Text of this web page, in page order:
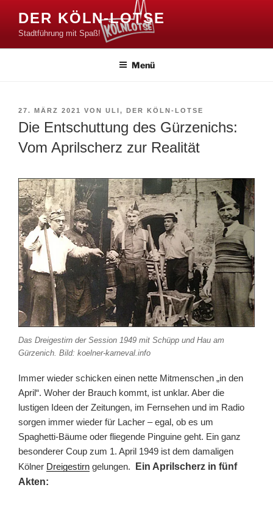
Inhalt
springen
DER KÖLN-LOTSE
Stadtführung mit Spaß!
Menü
VERÖFFENTLICHT
AM
27. MÄRZ 2021 VON ULI, DER KÖLN-LOTSE
Die Entschuttung des Gürzenichs:
Vom Aprilscherz zur Realität
Das Dreigestirn der Session 1949 mit Schüpp und Hau am
Gürzenich. Bild: koelner-karneval.info
Immer wieder schicken einen nette Mitmenschen „in den
April“. Woher der Brauch kommt, ist unklar. Aber die
lustigen Ideen der Zeitungen, im Fernsehen und im Radio
sorgen immer wieder für Lacher – egal, ob es um
Spaghetti-Bäume oder fliegende Pinguine geht. Ein ganz
besonderer Coup zum 1. April 1949 ist dem damaligen
Kölner Dreigestirn gelungen.
Ein Aprilscherz in fünf
Akten: